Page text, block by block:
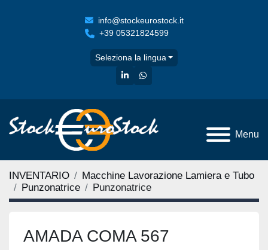
info@stockeurostock.it
+39 05321824599
Seleziona la lingua
linkedinwhatsapp
Menu
INVENTARIO
Macchine Lavorazione Lamiera e Tubo
Punzonatrice
Punzonatrice
AMADA COMA 567